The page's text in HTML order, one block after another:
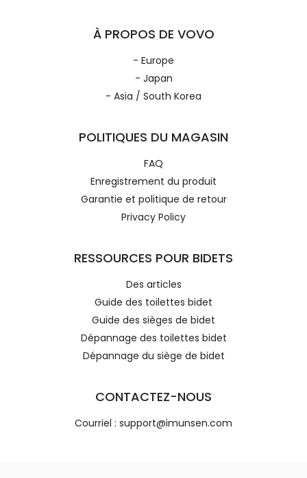
À PROPOS DE VOVO
- Europe
- Japan
- Asia / South Korea
POLITIQUES DU MAGASIN
FAQ
Enregistrement du produit
Garantie et politique de retour
Privacy Policy
RESSOURCES POUR BIDETS
Des articles
Guide des toilettes bidet
Guide des sièges de bidet
Dépannage des toilettes bidet
Dépannage du siège de bidet
CONTACTEZ-NOUS
Courriel : support@imunsen.com